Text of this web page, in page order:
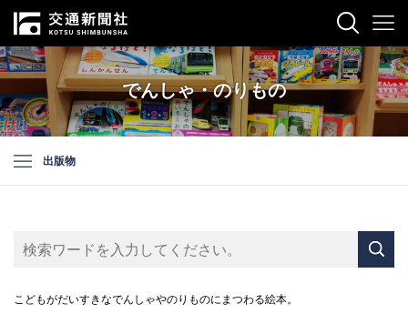
でんしゃ・のりもの
出版物
こどもがだいすきなでんしゃやのりものにまつわる絵本。